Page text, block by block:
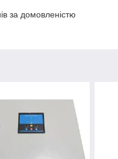
за домовленістю